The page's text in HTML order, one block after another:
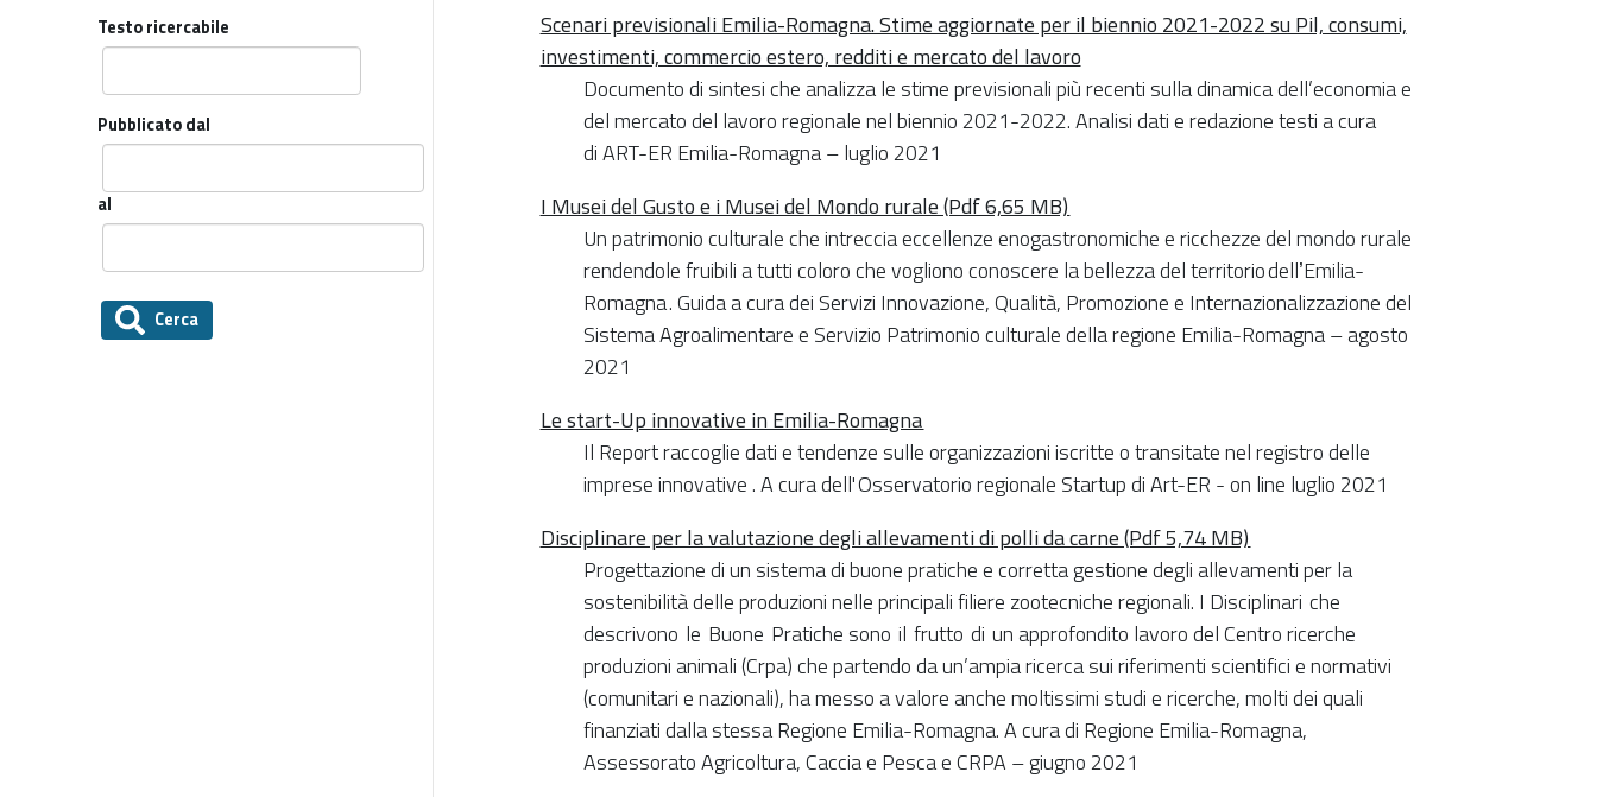
Scenari previsionali Emilia-Romagna. Stime aggiornate per il biennio 2021-2022 su Pil, consumi,
investimenti, commercio estero, redditi e mercato del lavoro
Documento di sintesi che analizza le stime previsionali più recenti sulla dinamica dell’economia e
del mercato del lavoro regionale nel biennio 2021-2022. Analisi dati e redazione testi a cura
di ART-ER Emilia-Romagna – luglio 2021
I Musei del Gusto e i Musei del Mondo rurale (Pdf 6,65 MB)
Un patrimonio culturale che intreccia eccellenze enogastronomiche e ricchezze del mondo rurale
rendendole fruibili a tutti coloro che vogliono conoscere la bellezza del territorio dellʼEmilia-
Romagna . Guida a cura dei Servizi Innovazione, Qualità, Promozione e Internazionalizzazione del
Sistema Agroalimentare e Servizio Patrimonio culturale della regione Emilia-Romagna – agosto
2021
Le start-Up innovative in Emilia-Romagna
Il Report raccoglie dati e tendenze sulle organizzazioni iscritte o transitate nel registro delle
imprese innovative . A cura dell' Osservatorio regionale Startup di Art-ER - on line luglio 2021
Disciplinare per la valutazione degli allevamenti di polli da carne (Pdf 5,74 MB)
Progettazione di un sistema di buone pratiche e corretta gestione degli allevamenti per la
sostenibilità delle produzioni nelle principali filiere zootecniche regionali. I Disciplinari che
descrivono le Buone Pratiche sono il frutto di un approfondito lavoro del Centro ricerche
produzioni animali (Crpa) che partendo da un’ampia ricerca sui riferimenti scientifici e normativi
(comunitari e nazionali), ha messo a valore anche moltissimi studi e ricerche, molti dei quali
finanziati dalla stessa Regione Emilia-Romagna. A cura di Regione Emilia-Romagna,
Assessorato Agricoltura, Caccia e Pesca e CRPA – giugno 2021
Testo ricercabile
Pubblicato dal
al